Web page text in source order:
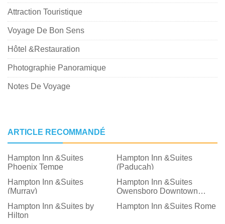
Attraction Touristique
Voyage De Bon Sens
Hôtel &Restauration
Photographie Panoramique
Notes De Voyage
ARTICLE RECOMMANDÉ
Hampton Inn &Suites
Phoenix Tempe
Hampton Inn &Suites
(Paducah)
Hampton Inn &Suites
(Murray)
Hampton Inn &Suites
Owensboro Downtown
Hampton Inn &Suites by
Hilton
Hampton Inn &Suites Rome